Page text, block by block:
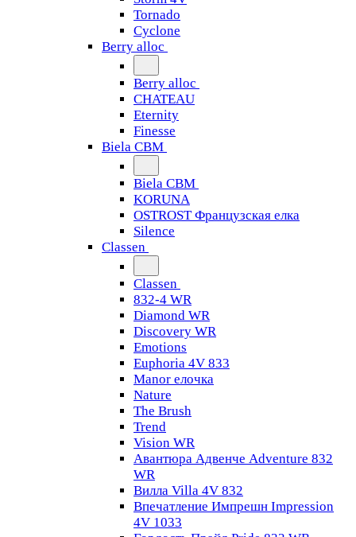
Tornado
Сyclone
Berry alloc
Berry alloc
CHATEAU
Eternity
Finesse
Biela CBM
Biela CBM
KORUNA
OSTROST Французская елка
Silence
Classen
Classen
832-4 WR
Diamond WR
Discovery WR
Emotions
Euphoria 4V 833
Manor елочка
Nature
The Brush
Trend
Vision WR
Авантюра Адвенче Adventure 832
WR
Вилла Villa 4V 832
Впечатление Импрешн Impression
4V 1033